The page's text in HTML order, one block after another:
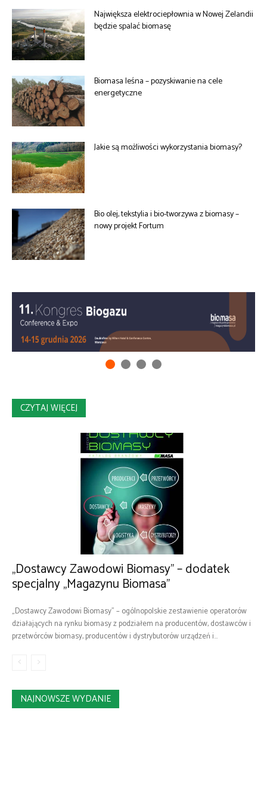
Największa elektrociepłownia w Nowej Zelandii
będzie spalać biomasę
Biomasa leśna – pozyskiwanie na cele
energetyczne
Jakie są możliwości wykorzystania biomasy?
Bio olej, tekstylia i bio-tworzywa z biomasy –
nowy projekt Fortum
CZYTAJ WIĘCEJ
„Dostawcy Zawodowi Biomasy” – dodatek
specjalny „Magazynu Biomasa”
„Dostawcy Zawodowi Biomasy” – ogólnopolskie zestawienie operatorów
działających na rynku biomasy z podziałem na producentów, dostawców i
przetwórców biomasy, producentów i dystrybutorów urządzeń i...
NAJNOWSZE WYDANIE